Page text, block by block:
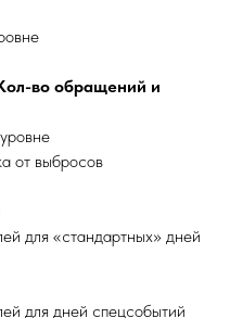
во обращений и
от выбросов
для «стандартных» дней
для дней спецсобытий